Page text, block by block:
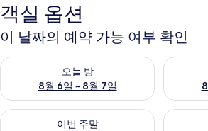
객실 옵션
이 날짜의 예약 가능 여부 확인
오늘 밤
8월 6일 ~ 8월 7일
오늘 밤 예약 가능 여부 확인, 8월 6일 ~ 8월
내일 예
이번 주말
이번 주말 예약 가능 여부 확인, 8월 7일 ~ 8
다음 주